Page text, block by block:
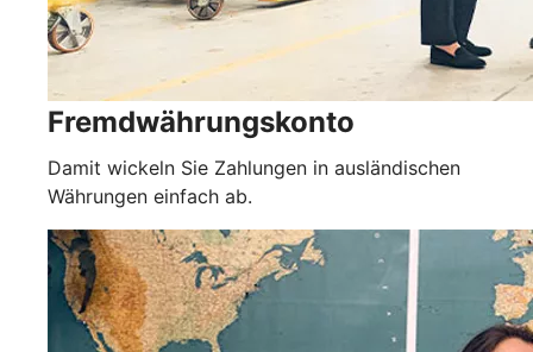
Fremdwährungskonto
Damit wickeln Sie Zahlungen in ausländischen
Währungen einfach ab.